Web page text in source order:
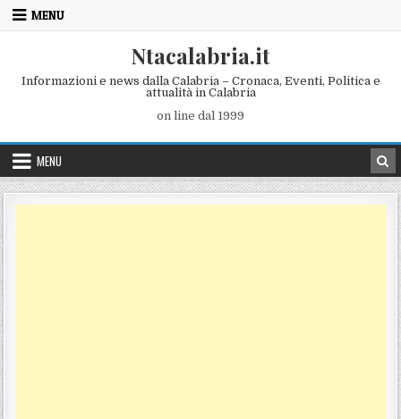
Skip to content
MENU
Ntacalabria.it
Informazioni e news dalla Calabria – Cronaca, Eventi, Politica e
attualità in Calabria
on line dal 1999
MENU